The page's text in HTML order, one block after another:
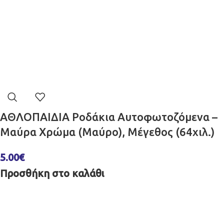
ΑΘΛΟΠΑΙΔΙΑ Ροδάκια Αυτοφωτοζόμενα –
Μαύρα Χρώμα (Μαύρο), Μέγεθος (64χιλ.)
5.00€
Προσθήκη στο καλάθι